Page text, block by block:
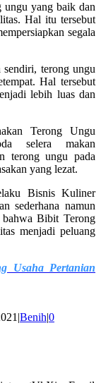
ungu yang baik dan
Hal itu tersebut
segala
sendiri, terong ungu
Hal tersebut
lebih luas dan
Terong Ungu
selera makan
terong ungu pada
yang lezat.
Bisnis Kuliner
sederhana namun
bahwa Bibit Terong
menjadi peluang
Usaha Pertanian
|Benih|0